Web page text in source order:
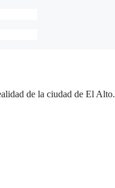
de la ciudad de El Alto.